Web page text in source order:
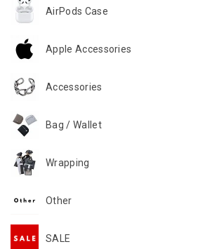
AirPods Case
Apple Accessories
Accessories
Bag / Wallet
Wrapping
Other
SALE